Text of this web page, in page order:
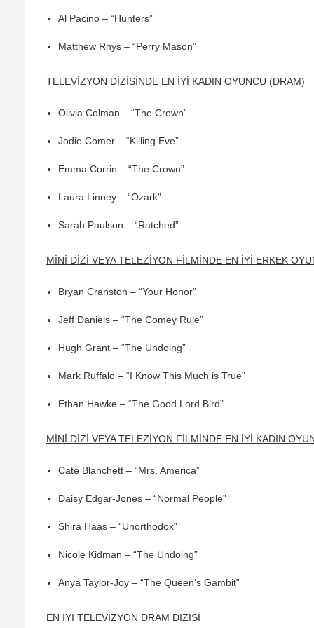
Al Pacino – “Hunters”
Matthew Rhys – “Perry Mason”
TELEVİZYON DİZİSİNDE EN İYİ KADIN OYUNCU (DRAM)
Olivia Colman – “The Crown”
Jodie Comer – “Killing Eve”
Emma Corrin – “The Crown”
Laura Linney – “Ozark”
Sarah Paulson – “Ratched”
MİNİ DİZİ VEYA TELEZİYON FİLMİNDE EN İYİ ERKEK
Bryan Cranston – “Your Honor”
Jeff Daniels – “The Comey Rule”
Hugh Grant – “The Undoing”
Mark Ruffalo – “I Know This Much is True”
Ethan Hawke – “The Good Lord Bird”
MİNİ DİZİ VEYA TELEZİYON FİLMİNDE EN İYİ KADIN
Cate Blanchett – “Mrs. America”
Daisy Edgar-Jones – “Normal People”
Shira Haas – “Unorthodox”
Nicole Kidman – “The Undoing”
Anya Taylor-Joy – “The Queen’s Gambit”
EN İYİ TELEVİZYON DRAM DİZİSİ